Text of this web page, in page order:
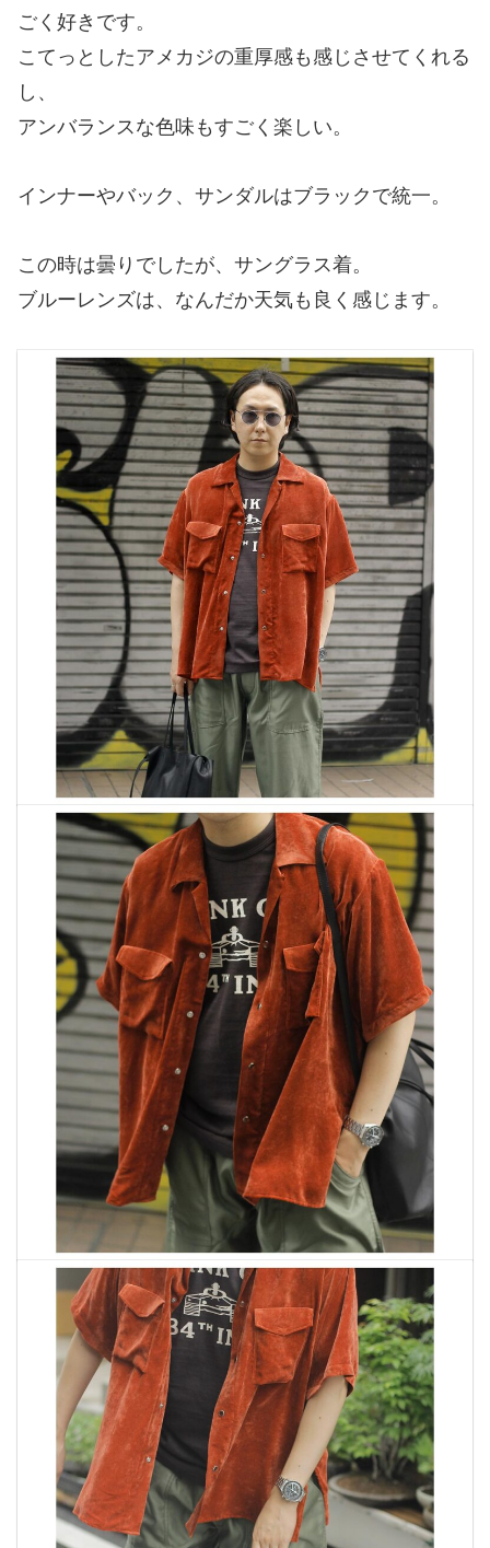
ごく好きです。
こてっとしたアメカジの重厚感も感じさせてくれる
し、
アンバランスな色味もすごく楽しい。
インナーやバック、サンダルはブラックで統一。
この時は曇りでしたが、サングラス着。
ブルーレンズは、なんだか天気も良く感じます。